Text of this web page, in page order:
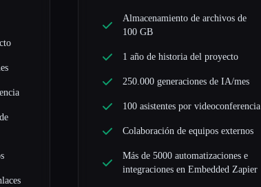
Almacenamiento de archivos de
100 GB
1 año de historia del proyecto
250.000 generaciones de IA/mes
100 asistentes por videoconferencia
Colaboración de equipos externos
Más de 5000 automatizaciones e
integraciones en Embedded Zapier